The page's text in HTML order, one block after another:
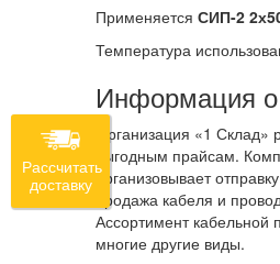
Применяется СИП-2
Температура
Информация
Организация «1 Склад»
выгодным прайсам.
организовывает
продажа кабеля и
Ассортимент кабельной
многие другие виды.
Рассчитать
доставку